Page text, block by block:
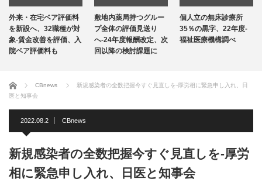
敷地内薬局持つグルー
プ全体の評価見送り
へ-24年度報酬改定、次
回以降の検討課題に
個人立の無床診療所
35％の黒字、22年度-
福祉医療機構調べ
個人立の無床診療所
35％の黒字、22年度-
福祉医療機構調べ
ホーム CBnews
新規感染者の全数把握今すぐ見直しを-厚労相に緊急申し入れ、日
医と知事会
2022.08.2 CBnews
新規感染者の全数把握今すぐ見直しを-厚労
相に緊急申し入れ、日医と知事会